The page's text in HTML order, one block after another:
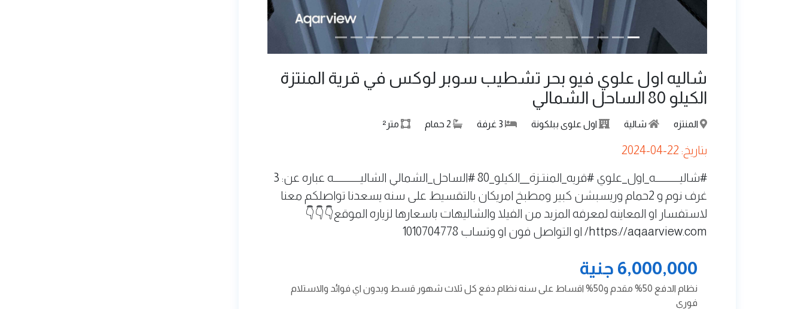
شاليه اول علوي فيو بحر تشطيب سوبر لوكس في قرية المنتزة
الكيلو 80 الساحل الشمالي
المنتزه شالية اول علوى ببلكونة 3 غرفة 2 حمام متر²
بتاريخ: 22-04-2024
#شاليــــــــــه_اول_علوي #قريه_المنتـزة__الكيلو_80 #الساحل_الشمالي الشاليـــــــــــه عباره عن: 3
غرف نوم و 2حمام وريسبشن كبير ومطبخ امريكان بالتقسيط على سنه يسعدنا تواصلكم معنا
لاستفسار او المعاينه لمعرفه المزيد من الفيلا والشاليهات باسعارها لزياره الموقع👇👇👇
https://aqaarview.com/ او التواصل فون او وتساب 1010704778
6,000,000 جنية
نظام الدفع 50% مقدم و50% اقساط على سنه نظام دفع كل ثلاث شهور قسط وبدون اي فوائد والاستلام
فوري